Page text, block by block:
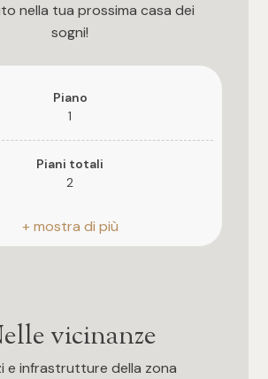
nella tua prossima casa dei
sogni!
Piano
1
Piani totali
2
Riscaldamento
Autonomo
Anno di costruzione
vicinanze
e infrastrutture della zona